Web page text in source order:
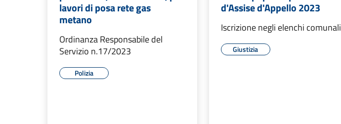
lavori di posa rete gas
metano
Ordinanza Responsabile del
Servizio n.17/2023
Polizia
d'Assise d'Appello 2023
Iscrizione negli elenchi comunali
Giustizia